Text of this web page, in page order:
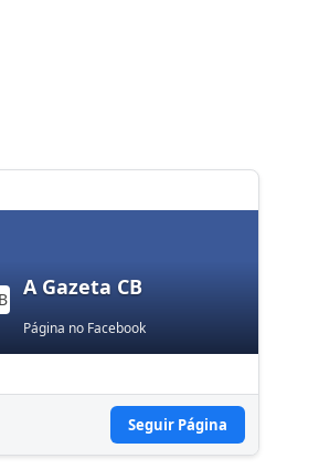
A Gazeta CB
Página no Facebook
Seguir Página